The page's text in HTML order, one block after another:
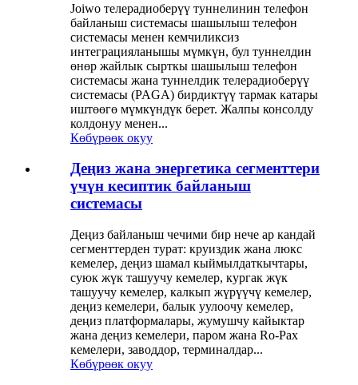
Joiwo телерадиоберүү туннелинин телефон
байланыш системасы шашылыш телефон
системасы менен кемчиликсиз
интеграцияланышы мүмкүн, бул туннелдин
өнөр жайлык сырткы шашылыш телефон
системасы жана туннелдик телерадиоберүү
системасы (PAGA) бирдиктүү тармак катары
иштөөгө мүмкүндүк берет. Жалпы консолду
колдонуу менен...
Көбүрөөк окуу
Деңиз жана энергетика сегменттери
үчүн кесиптик байланыш
системасы
Деңиз байланыш чечими бир нече ар кандай
сегменттерден турат: круиздик жана люкс
кемелер, деңиз шамал кыймылдаткычтары,
суюк жүк ташуучу кемелер, кургак жүк
ташуучу кемелер, калкып жүрүүчү кемелер,
деңиз кемелери, балык уулоочу кемелер,
деңиз платформалары, жумушчу кайыктар
жана деңиз кемелери, паром жана Ro-Pax
кемелери, заводдор, терминалдар...
Көбүрөөк окуу